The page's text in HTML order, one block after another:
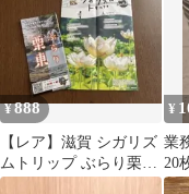
¥888
【レア】滋賀 シガリズ
ムトリップ ぶらり栗東
滋賀観光 旅行ガイド パ
¥
業
20
食